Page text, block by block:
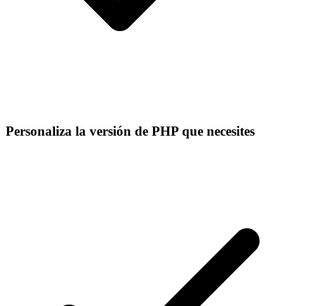
Personaliza la versión de PHP que necesites